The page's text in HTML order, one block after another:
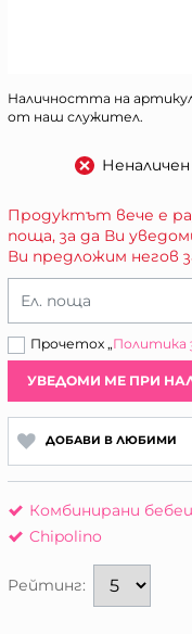
Наличността на
от наш служител.
Неналичен
Продуктът вече е
поща, за да Ви
Ви предложим негов
Ел. поща
Прочетох „Политика
УВЕДОМИ МЕ ПРИ
ДОБАВИ В ЛЮБИМИ
Комбинирани
Chipolino
Рейтинг: